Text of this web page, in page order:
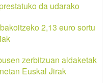
da udarako
2,13 euro sortu
zerbitzuan aldaketak
Euskal Jirak